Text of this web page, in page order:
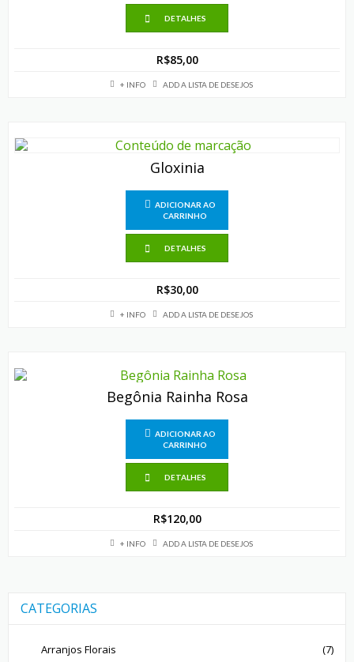
DETALHES
R$85,00
+ INFO ADD A LISTA DE DESEJOS
Gloxinia
ADICIONAR AO
CARRINHO
DETALHES
R$30,00
+ INFO ADD A LISTA DE DESEJOS
Begônia Rainha Rosa
ADICIONAR AO
CARRINHO
DETALHES
R$120,00
+ INFO ADD A LISTA DE DESEJOS
CATEGORIAS
Arranjos Florais
(7)